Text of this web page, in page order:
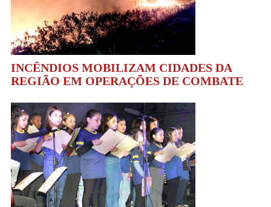
INCÊNDIOS MOBILIZAM CIDADES DA
REGIÃO EM OPERAÇÕES DE COMBATE